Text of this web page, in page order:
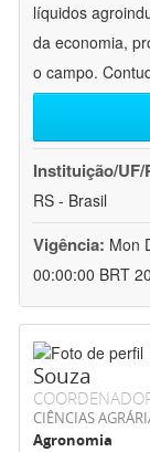
líquidos
da economia,
o campo.
Instituição/UF/
RS - Brasil
Vigência: Mon
00:00:00 BRT
Souza
CIÊNCIAS
Agronomia